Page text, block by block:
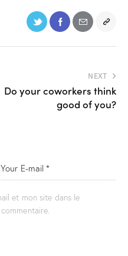
NEXT
Do your coworkers think
good of you?
et mon site dans le